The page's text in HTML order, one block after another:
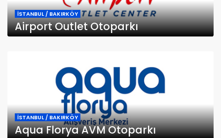
İSTANBUL / BAKIRKÖY
Airport Outlet Otoparkı
İSTANBUL / BAKIRKÖY
Aqua Florya AVM Otoparkı